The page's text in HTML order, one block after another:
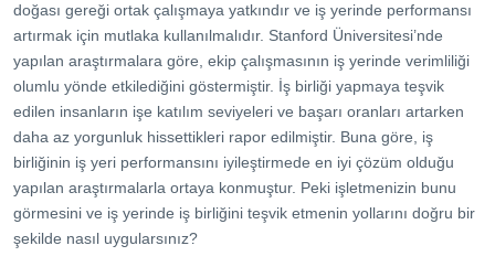
Kurumsal
Referanslar
İletişim
doğası gereği ortak çalışmaya yatkındır ve iş yerinde performansı
artırmak için mutlaka kullanılmalıdır. Stanford Üniversitesi’nde
yapılan araştırmalara göre, ekip çalışmasının iş yerinde verimliliği
olumlu yönde etkilediğini göstermiştir. İş birliği yapmaya teşvik
edilen insanların işe katılım seviyeleri ve başarı oranları artarken
daha az yorgunluk hissettikleri rapor edilmiştir. Buna göre, iş
birliğinin iş yeri performansını iyileştirmede en iyi çözüm olduğu
yapılan araştırmalarla ortaya konmuştur. Peki işletmenizin bunu
görmesini ve iş yerinde iş birliğini teşvik etmenin yollarını doğru bir
şekilde nasıl uygularsınız?